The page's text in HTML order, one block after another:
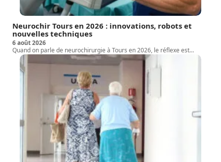
Neurochir Tours en 2026 : innovations, robots et
nouvelles techniques
6 août 2026
Quand on parle de neurochirurgie à Tours en 2026, le réflexe est…